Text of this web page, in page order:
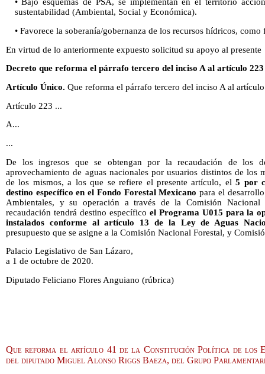
• Bajo esquemas de PSA, se implementan en el territorio
sustentabilidad (Ambiental, Social y Económica).
• Favorece la soberanía/gobernanza de los recursos hídricos,
En virtud de lo anteriormente expuesto solicitud su apoyo al presente
Decreto que reforma el párrafo tercero del inciso A al artículo 223
Artículo Único. Que reforma el párrafo tercero del inciso A al
Artículo 223 ...
A...
...
De los ingresos que se obtengan por la recaudación de los
aprovechamiento de aguas nacionales por usuarios distintos de los
de los mismos, a los que se refiere el presente artículo, el5 por
destino específico en el Fondo Forestal Mexicano para el
Ambientales, y su operación a través de la Comisión
recaudación tendrá destino específico el Programa U015 para la
instalados conforme al artículo 13 de la Ley de Aguas
presupuesto que se asigne a la Comisión Nacional Forestal, y
Palacio Legislativo de San Lázaro,
a 1 de octubre de 2020.
Diputado Feliciano Flores Anguiano (rúbrica)
Que reforma el artículo 41 de la Constitución Política de los
del diputado Miguel Alonso Riggs Baeza, del Grupo